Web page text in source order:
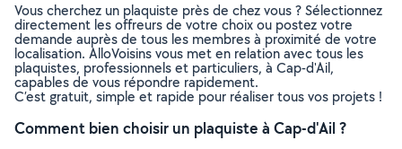
Vous cherchez un plaquiste près de chez vous ? Sélectionnez
directement les offreurs de votre choix ou postez votre
demande auprès de tous les membres à proximité de votre
localisation. AlloVoisins vous met en relation avec tous les
plaquistes, professionnels et particuliers, à Cap-d'Ail,
capables de vous répondre rapidement.
C’est gratuit, simple et rapide pour réaliser tous vos projets !
Comment bien choisir un plaquiste à Cap-d'Ail ?